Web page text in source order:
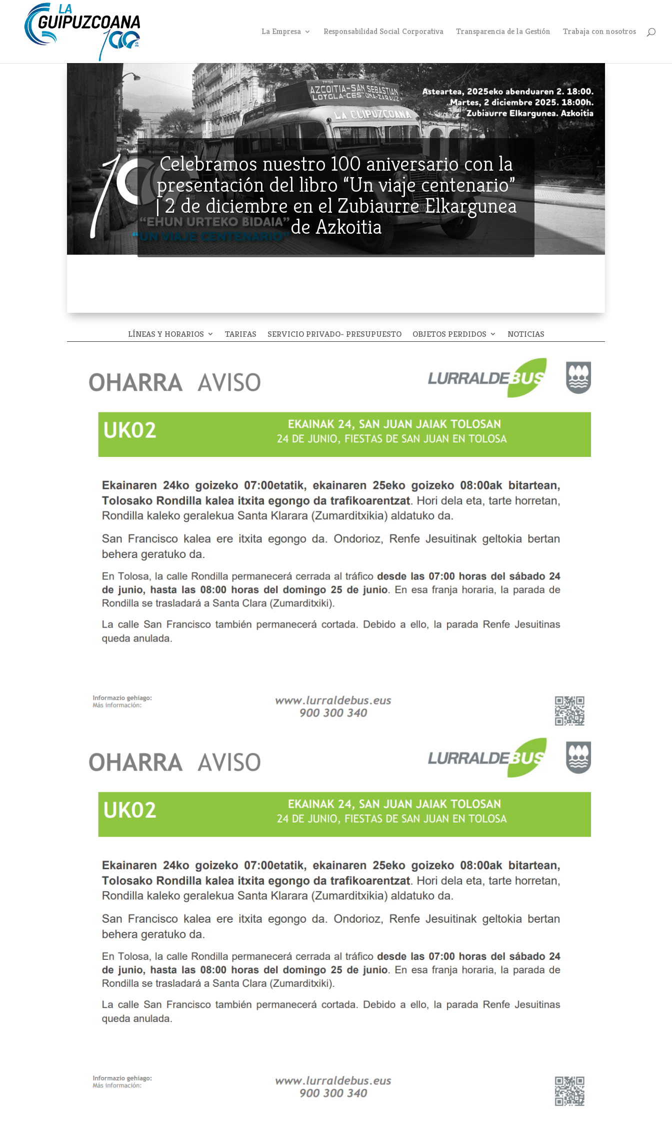
La Empresa Responsabilidad Social Corporativa Transparencia de la Gestión Trabaja con nosotros
Celebramos nuestro 100 aniversario con la
presentación del libro “Un viaje centenario”
| 2 de diciembre en el Zubiaurre Elkargunea
de Azkoitia
LÍNEAS Y HORARIOS TARIFAS SERVICIO PRIVADO- PRESUPUESTO OBJETOS PERDIDOS NOTICIAS